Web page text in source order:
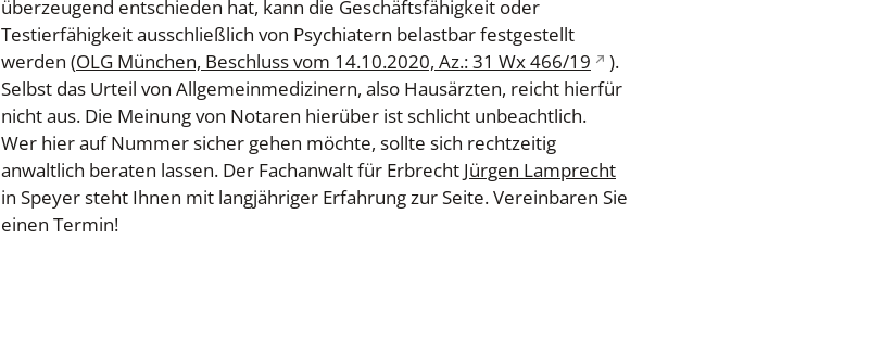
überzeugend entschieden hat, kann die Geschäftsfähigkeit oder
Testierfähigkeit ausschließlich von Psychiatern belastbar festgestellt
werden (OLG München, Beschluss vom 14.10.2020, Az.: 31 Wx 466/19
).
Selbst das Urteil von Allgemeinmedizinern, also Hausärzten, reicht hierfür
nicht aus. Die Meinung von Notaren hierüber ist schlicht unbeachtlich.
Wer hier auf Nummer sicher gehen möchte, sollte sich rechtzeitig
anwaltlich beraten lassen. Der Fachanwalt für Erbrecht Jürgen Lamprecht
in Speyer steht Ihnen mit langjähriger Erfahrung zur Seite. Vereinbaren Sie
einen Termin!